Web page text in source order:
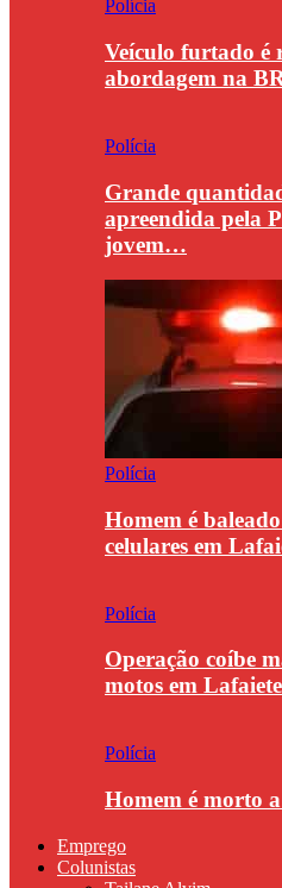
Polícia
Veículo furtado é
abordagem na
Polícia
Grande
apreendida pela
jovem…
Polícia
Homem é
celulares em
Polícia
Operação coíbe
motos em Lafaiete
Polícia
Homem é morto
Emprego
Colunistas